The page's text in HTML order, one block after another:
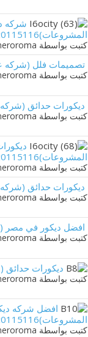
شركه
المشروعات)01020115116
كتبت بواسطة
تصميمات فلل (شركه عقاري
كتبت بواسطة
ديكورات حدائق (شركه
كتبت بواسطة
المشروعات)01020115116
كتبت بواسطة
ديكورات حدائق (شركه
كتبت بواسطة
افضل ديكور في مصر (شركه
كتبت بواسطة
ديكورات حدائق
كتبت بواسطة
افضل شركه
المشروعات)01020115116
كتبت بواسطة